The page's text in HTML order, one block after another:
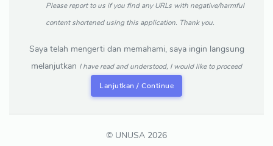
Please report to us if you find any URLs with negative/harmful
content shortened using this application. Thank you.
Saya telah mengerti dan memahami, saya ingin langsung
melanjutkan I have read and understood, I would like to proceed
Lanjutkan / Continue
© UNUSA 2026